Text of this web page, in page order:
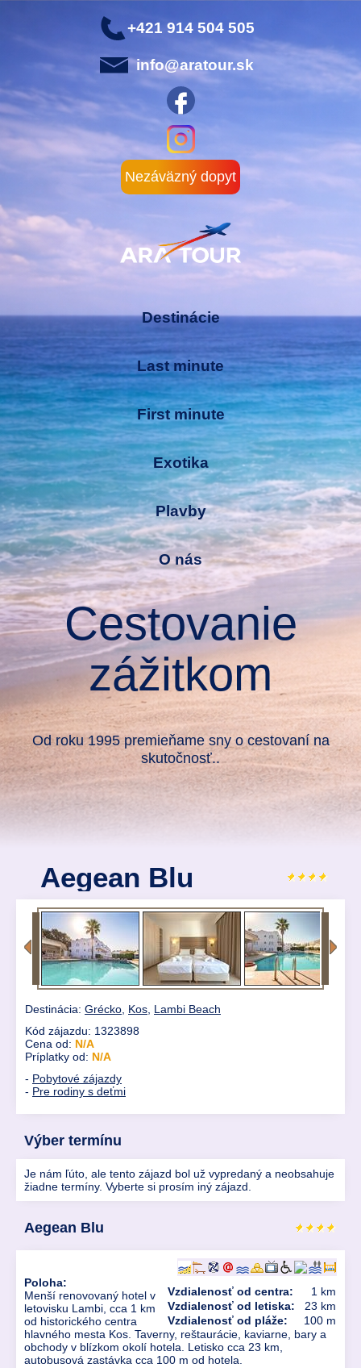
+421 914 504 505
info@aratour.sk
Nezáväzný dopyt
Destinácie
Last minute
First minute
Exotika
Plavby
O nás
Cestovanie
zážitkom
Od roku 1995 premieňame sny o cestovaní na
skutočnosť..
Aegean Blu
Destinácia: Grécko, Kos, Lambi Beach
Kód zájazdu: 1323898
Cena od: N/A
Príplatky od: N/A
- Pobytové zájazdy
- Pre rodiny s deťmi
Výber termínu
Je nám ľúto, ale tento zájazd bol už vypredaný a neobsahuje
žiadne termíny. Vyberte si prosím iný zájazd.
Aegean Blu
Vzdialenosť od centra:
1 km
Vzdialenosť od letiska:
23 km
Vzdialenosť od pláže:
100 m
Poloha:
Menší renovovaný hotel v
letovisku Lambi, cca 1 km
od historického centra
hlavného mesta Kos. Taverny, reštaurácie, kaviarne, bary a
obchody v blízkom okolí hotela. Letisko cca 23 km,
autobusová zastávka cca 100 m od hotela.